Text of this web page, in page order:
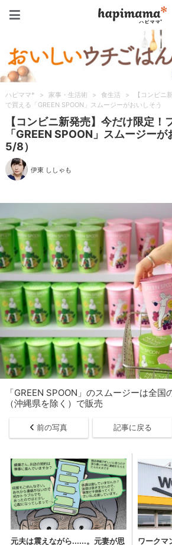
ハピママ* > 家事・生活術 > 食生活 >
【コンビニ
で買える「GREEN SPOON」スムージーがおいしそう
【コンビニ新発売】今だけ限定！
「GREEN SPOON」スムージー
5/8）
伊東 ししゃも
「GREEN SPOON」のスムージーは全国
（沖縄県を除く）で販売
前の写真 記事に戻る